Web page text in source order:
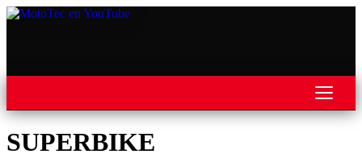
REVISTA
SUPERBIKE